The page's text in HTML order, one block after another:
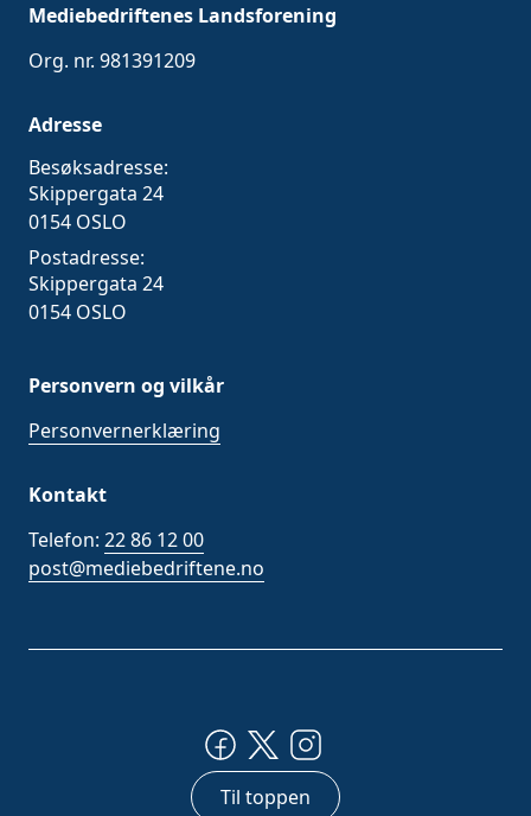
Mediebedriftenes Landsforening
Org. nr. 981391209
Adresse
Besøksadresse:
Skippergata 24
0154 OSLO
Postadresse:
Skippergata 24
0154 OSLO
Personvern og vilkår
Personvernerklæring
Kontakt
Telefon: 22 86 12 00
post@mediebedriftene.no
Til toppen